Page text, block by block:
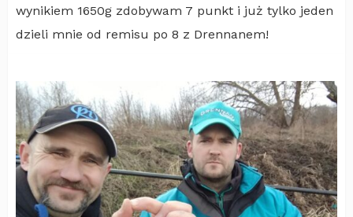
wynikiem 1650g zdobywam 7 punkt i już tylko jeden
dzieli mnie od remisu po 8 z Drennanem!